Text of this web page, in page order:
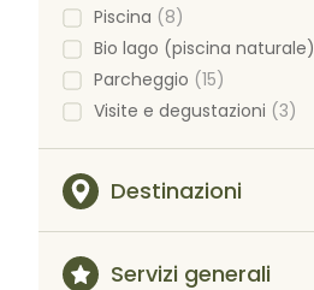
Piscina (8)
Bio lago (piscina naturale)
Parcheggio (15)
Visite e degustazioni (3)
Destinazioni
Servizi generali